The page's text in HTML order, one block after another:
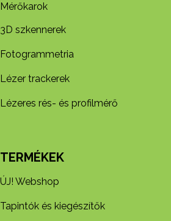
Mérőkarok
3D szkennerek
Fotogrammetria
Lézer trackerek
Lézeres rés- és profilmérő
TERMÉKEK
ÚJ! Webshop
Tapintók és kiegészítők